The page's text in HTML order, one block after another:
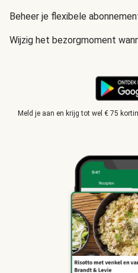
Beheer je flexibele
Wijzig het bezorgmoment
Meld je aan en krijg tot wel € 75